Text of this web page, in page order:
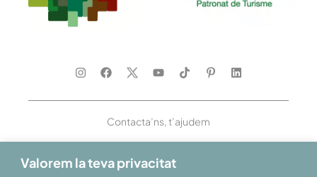
Valorem la teva privacitat
Contacta’ns, t’ajudem